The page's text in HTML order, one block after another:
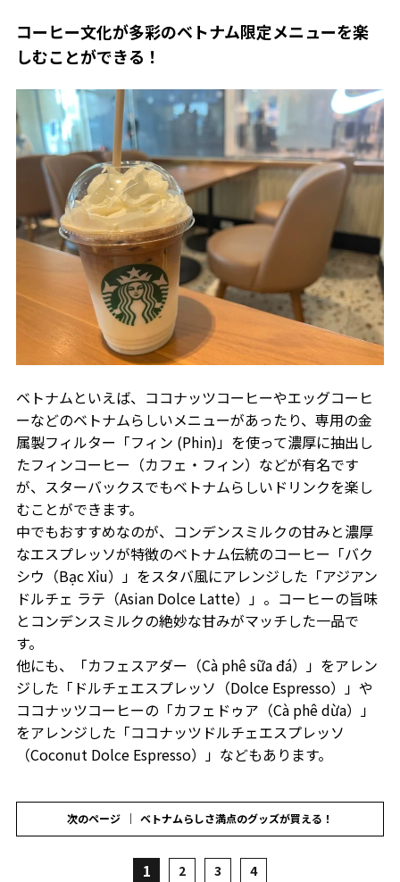
コーヒー文化が多彩のベトナム限定メニューを楽
しむことができる！
ベトナムといえば、ココナッツコーヒーやエッグコーヒ
ーなどのベトナムらしいメニューがあったり、専用の金
属製フィルター「フィン (Phin)」を使って濃厚に抽出し
たフィンコーヒー（カフェ・フィン）などが有名です
が、スターバックスでもベトナムらしいドリンクを楽し
むことができます。
中でもおすすめなのが、コンデンスミルクの甘みと濃厚
なエスプレッソが特徴のベトナム伝統のコーヒー「バク
シウ（Bạc Xỉu）」をスタバ風にアレンジした「アジアン
ドルチェ ラテ（Asian Dolce Latte）」。コーヒーの旨味
とコンデンスミルクの絶妙な甘みがマッチした一品で
す。
他にも、「カフェスアダー（Cà phê sữa đá）」をアレン
ジした「ドルチェエスプレッソ（Dolce Espresso）」や
ココナッツコーヒーの「カフェドゥア（Cà phê dừa）」
をアレンジした「ココナッツドルチェエスプレッソ
（Coconut Dolce Espresso）」などもあります。
次のページ ベトナムらしさ満点のグッズが買える！
1 2 3 4